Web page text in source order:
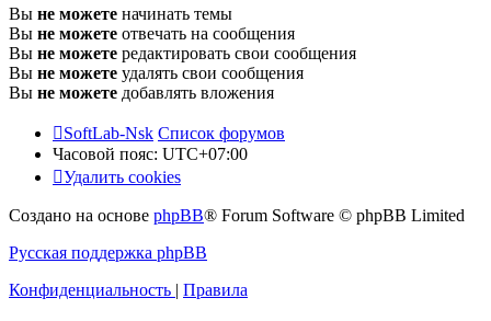
Вы не можете начинать темы
Вы не можете отвечать на сообщения
Вы не можете редактировать свои сообщения
Вы не можете удалять свои сообщения
Вы не можете добавлять вложения
SoftLab-Nsk Список форумов
Часовой пояс: UTC+07:00
Удалить cookies
Создано на основе phpBB® Forum Software © phpBB Limited
Русская поддержка phpBB
Конфиденциальность | Правила